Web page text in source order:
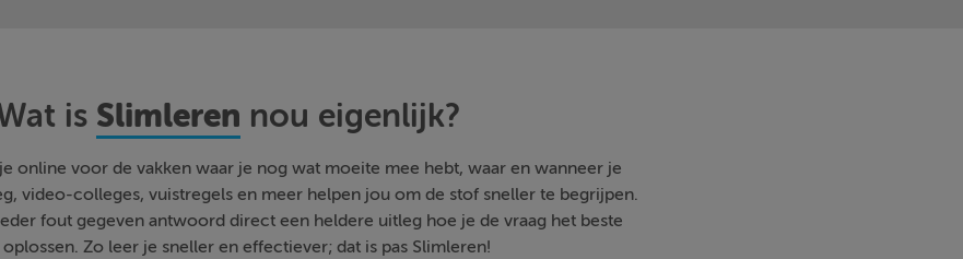
is Slimleren nou eigenlijk?
online voor de vakken waar je nog wat moeite mee hebt, waar en wanneer je
video-colleges, vuistregels en meer helpen jou om de stof sneller te begrijpen.
fout gegeven antwoord direct een heldere uitleg hoe je de vraag het beste
oplossen. Zo leer je sneller en effectiever; dat is pas Slimleren!